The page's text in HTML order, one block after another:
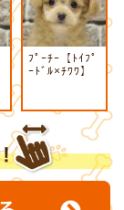
ﾌﾟｰﾁｰ【ﾄｲﾌﾟ
ｰﾄﾞﾙ×ﾁﾜﾜ】